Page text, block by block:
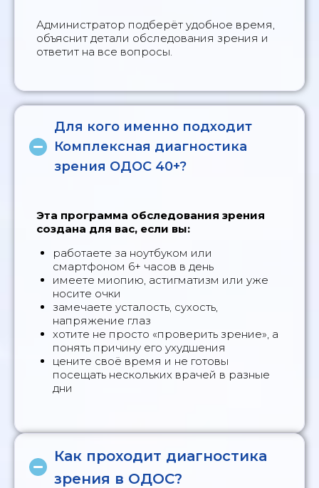
Администратор подберёт удобное время,
объяснит детали обследования зрения и
ответит на все вопросы.
Для кого именно подходит
Комплексная диагностика
зрения ОДОС 40+?
Эта программа обследования зрения
создана для вас, если вы:
работаете за ноутбуком или
смартфоном 6+ часов в день
имеете миопию, астигматизм или уже
носите очки
замечаете усталость, сухость,
напряжение глаз
хотите не просто «проверить зрение», а
понять причину его ухудшения
цените своё время и не готовы
посещать нескольких врачей в разные
дни
Как проходит диагностика
зрения в ОДОС?